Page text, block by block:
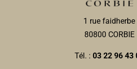
1 rue faidherbe
80800 CORBIE
Tél. : 03 22 96 43